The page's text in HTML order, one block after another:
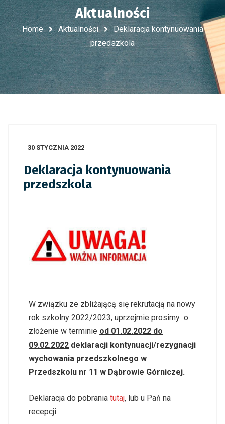
Aktualności
Home Aktualności
Deklaracja kontynuowania
przedszkola
30 STYCZNIA 2022
Deklaracja kontynuowania
przedszkola
W związku ze zbliżającą się rekrutacją na nowy
rok szkolny 2022/2023, uprzejmie prosimy o
złożenie w terminie od 01.02.2022 do
09.02.2022 deklaracji kontynuacji/rezygnacji
wychowania przedszkolnego w
Przedszkolu nr 11 w Dąbrowie Górniczej.
Deklaracja do pobrania tutaj, lub u Pań na
recepcji.